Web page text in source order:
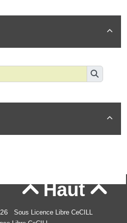


Haut
Sous Licence Libre CeCILL